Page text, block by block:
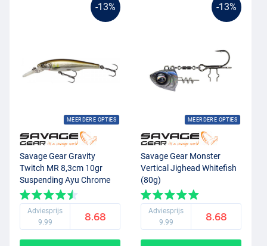
-13%
MEERDERE OPTIES
Savage Gear Gravity
Twitch MR 8,3cm 10gr
Suspending Ayu Chrome
Adviesprijs
9.99
8.68
-13%
MEERDERE OPTIES
Savage Gear Monster
Vertical Jighead Whitefish
(80g)
Adviesprijs
9.99
8.68